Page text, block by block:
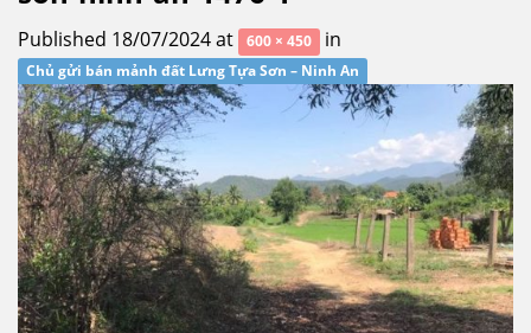
Published 18/07/2024at 600 × 450 in
Chủ gửi bán mảnh đất Lưng Tựa Sơn – Ninh An